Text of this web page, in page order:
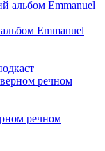
Emmanuel
речном